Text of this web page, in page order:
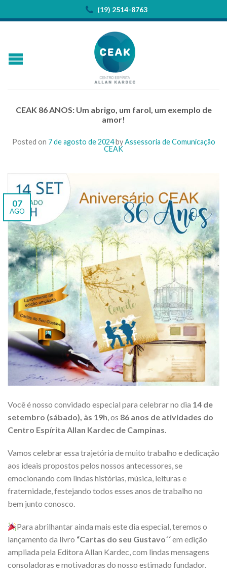
(19) 2514-8763
CEAK 86 ANOS: Um abrigo, um farol, um exemplo de
amor!
Posted on 7 de agosto de 2024byAssessoria de Comunicação
CEAK
07
AGO
Você é nosso convidado especial para celebrar no dia 14 de
setembro (sábado), às 19h, os 86 anos de atividades do
Centro Espírita Allan Kardec de Campinas.
Vamos celebrar essa trajetória de muito trabalho e dedicação
aos ideais propostos pelos nossos antecessores, se
emocionando com lindas histórias, música, leituras e
fraternidade, festejando todos esses anos de trabalho no
bem junto conosco.
Para abrilhantar ainda mais este dia especial, teremos o
lançamento da livro “Cartas do seu Gustavo´´em edição
ampliada pela Editora Allan Kardec, com lindas mensagens
consoladoras e motivadoras do nosso estimado fundador.